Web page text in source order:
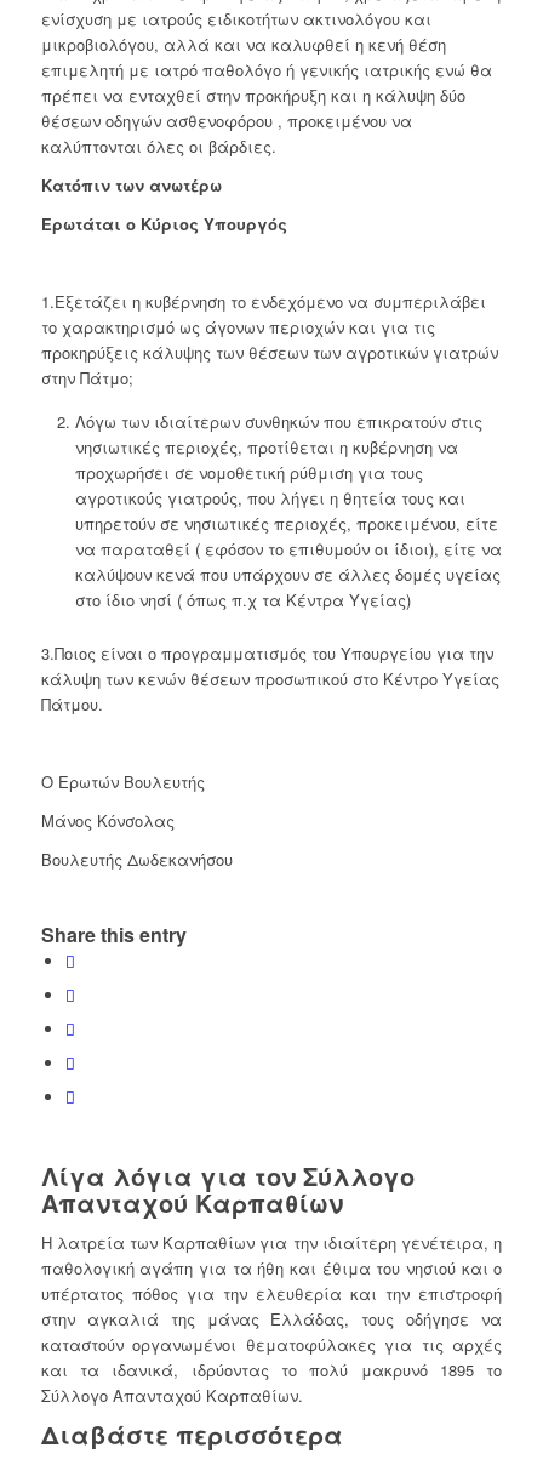
ενίσχυση με ιατρούς ειδικοτήτων ακτινολόγου και
μικροβιολόγου, αλλά και να καλυφθεί η κενή θέση
επιμελητή με ιατρό παθολόγο ή γενικής ιατρικής ενώ θα
πρέπει να ενταχθεί στην προκήρυξη και η κάλυψη δύο
θέσεων οδηγών ασθενοφόρου , προκειμένου να
καλύπτονται όλες οι βάρδιες.
Κατόπιν των ανωτέρω
Ερωτάται ο Κύριος Υπουργός
1.Εξετάζει η κυβέρνηση το ενδεχόμενο να συμπεριλάβει
το χαρακτηρισμό ως άγονων περιοχών και για τις
προκηρύξεις κάλυψης των θέσεων των αγροτικών γιατρών
στην Πάτμο;
Λόγω των ιδιαίτερων συνθηκών που επικρατούν στις
νησιωτικές περιοχές, προτίθεται η κυβέρνηση να
προχωρήσει σε νομοθετική ρύθμιση για τους
αγροτικούς γιατρούς, που λήγει η θητεία τους και
υπηρετούν σε νησιωτικές περιοχές, προκειμένου, είτε
να παραταθεί ( εφόσον το επιθυμούν οι ίδιοι), είτε να
καλύψουν κενά που υπάρχουν σε άλλες δομές υγείας
στο ίδιο νησί ( όπως π.χ τα Κέντρα Υγείας)
3.Ποιος είναι ο προγραμματισμός του Υπουργείου για την
κάλυψη των κενών θέσεων προσωπικού στο Κέντρο Υγείας
Πάτμου.
Ο Ερωτών Βουλευτής
Μάνος Κόνσολας
Βουλευτής Δωδεκανήσου
Share this entry
Λίγα λόγια για τον Σύλλογο
Απανταχού Καρπαθίων
Η λατρεία των Καρπαθίων για την ιδιαίτερη γενέτειρα, η
παθολογική αγάπη για τα ήθη και έθιμα του νησιού και ο
υπέρτατος πόθος για την ελευθερία και την επιστροφή
στην αγκαλιά της μάνας Ελλάδας, τους οδήγησε να
καταστούν οργανωμένοι θεματοφύλακες για τις αρχές
και τα ιδανικά, ιδρύοντας το πολύ μακρυνό 1895 το
Σύλλογο Απανταχού Καρπαθίων.
Διαβάστε περισσότερα